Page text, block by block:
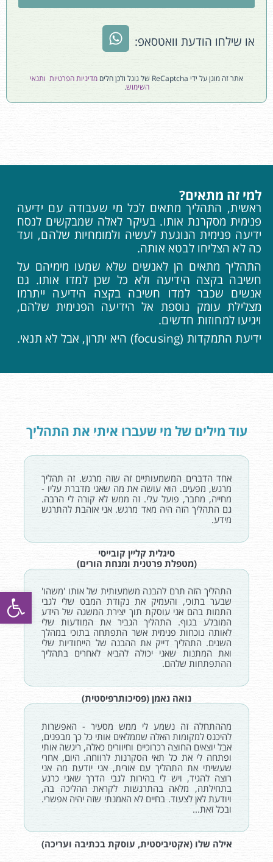
פתח
או שילחו הודעת וואטסאפ:
אתר זה מוגן על ידי ReCaptcha של גוגל ולכן חלים מדיניות הפרטיות ותנאי
השימוש.
למי זה מתאים?
ראשית, התהליך מתאים לכל מי שעבודה עם ידיעה
פנימית מסקרנת אותו. בעיקר לאלה שמבקשים לנסח
ידיעה פנימית הנוגעת לעשיה ולמומחיות שלהם, ועד
כה לא הצליחו לבטא אותה.
התהליך מתאים הן לאנשים שלא שמעו מימיהם על
חשיבה בקצה הידיעה ולא כל שכן למדו אותו. גם
אנשים שכבר למדו חשיבה בקצה הידיעה ייתרמו
מצלילת עומק נוספת אל הידיעה הפנימית שלהם,
ויגיעו למחוזות חדשים.
ידיעת התמקדות (focusing) היא יתרון, אבל לא תנאי.
עוד מילים של מי שעברו איתי את התהליך
אחד הדברים המשמעותיים זה שזה מרגש. זה תהליך
מרגש, מפעים. הוא עושה את מה שאני מדברת עליו -
מחייה, מחבר, פועל עלי. זה ממש לא קורה לי הרבה.
גם התהליך הזה היה מאד מרגש. אני אוהבת להתרגש
מידע.
סיגלית קליין קובייסי
(מטפלת פרטנית ומנחת הורים)
התהליך הזה תרם להבנה משמעותית של אותו 'משהו'
שבער בתוכי, והעמיק את נקודת המבט שלי לגבי
התמות בהם אני עוסקת תוך יצירת המשגה של הידע
המובלע בגוף. התהליך הגביר את המודעות שלי
לאותה נוכחות פנימית אשר התפתחה בתוכי במהלך
השנים. התהליך דייק את ההבנה של הייחודיות שלי
ואת המתנות שאני יכולה להביא לאחרים בתהליך
ההתפתחות שלהם.
נואה נאמן (פסיכותרפיסטית)
מההתחלה זה נשמע לי ממש מסעיר - האפשרות
להיכנס למקומות האלה שממלאים אותי כל כך מבפנים,
אבל יוצאים החוצה רכרוכיים וחיוורים כאלה, ריגשה אותי
ופתחה לי את כל תאי הסקרנות לרווחה. היום, אחרי
שעשיתי את התהליך עם אורית, אני יודעת מה אני
רוצה להגיד, ויש לי בהירות לגבי הדרך שאני כרגע
בתחילתה, מלאה בהתרגשות לקראת ההליכה בה,
ויודעת לאן לצעוד. בחיים לא האמנתי שזה יהיה אפשרי.
ובכל זאת...
אילה שלו (אקטיביסטית, עוסקת בכתיבה ועריכה)